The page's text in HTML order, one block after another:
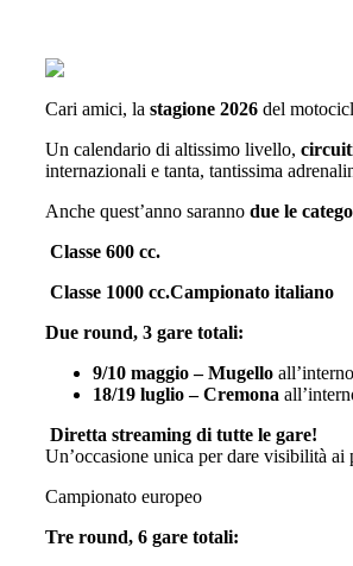
Cari amici, la stagione 2026 del
Un calendario di altissimo livello,
internazionali e tanta, tantissima
Anche quest’anno saranno due le
Classe 600 cc.
Classe 1000 cc.Campionato italiano
Due round, 3 gare totali:
9/10 maggio – Mugello
18/19 luglio – Cremona
Diretta streaming di tutte le gare!
Un’occasione unica per dare visibilità
Campionato europeo
Tre round, 6 gare totali: